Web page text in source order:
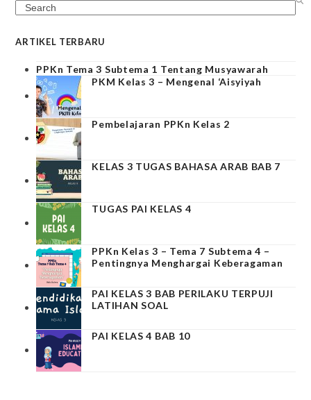
Search
ARTIKEL TERBARU
PPKn Tema 3 Subtema 1 Tentang Musyawarah
PKM Kelas 3 – Mengenal ‘Aisyiyah
Pembelajaran PPKn Kelas 2
KELAS 3 TUGAS BAHASA ARAB BAB 7
TUGAS PAI KELAS 4
PPKn Kelas 3 – Tema 7 Subtema 4 –
Pentingnya Menghargai Keberagaman
PAI KELAS 3 BAB PERILAKU TERPUJI
LATIHAN SOAL
PAI KELAS 4 BAB 10